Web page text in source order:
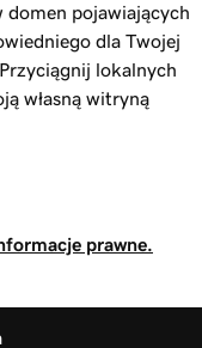
domen pojawiających
dla Twojej
lokalnych
własną witryną
prawne.